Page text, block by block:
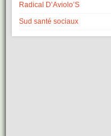
Radical D’Aviolo’S
Sud santé sociaux